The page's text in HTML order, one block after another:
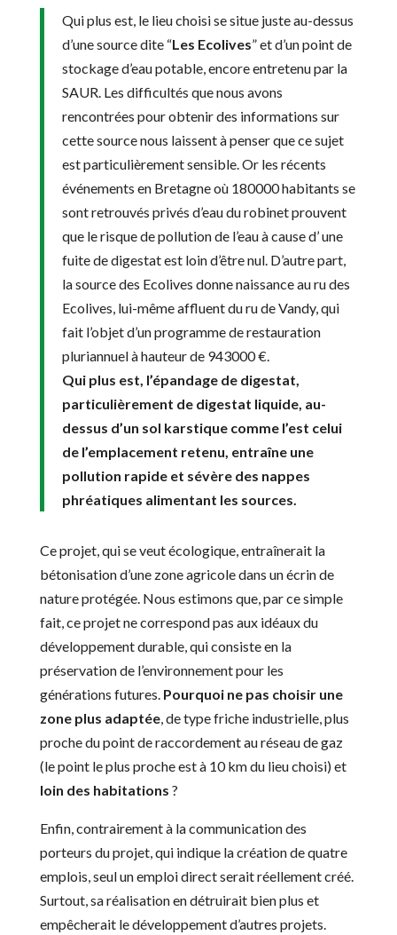
Qui plus est, le lieu choisi se situe juste au-dessus
d’une source dite “Les Ecolives” et d’un point de
stockage d’eau potable, encore entretenu par la
SAUR. Les difficultés que nous avons
rencontrées pour obtenir des informations sur
cette source nous laissent à penser que ce sujet
est particulièrement sensible. Or les récents
événements en Bretagne où 180000 habitants se
sont retrouvés privés d’eau du robinet prouvent
que le risque de pollution de l’eau à cause d’ une
fuite de digestat est loin d’être nul. D’autre part,
la source des Ecolives donne naissance au ru des
Ecolives, lui-même affluent du ru de Vandy, qui
fait l’objet d’un programme de restauration
pluriannuel à hauteur de 943000 €.
Qui plus est, l’épandage de digestat,
particulièrement de digestat liquide, au-
dessus d’un sol karstique comme l’est celui
de l’emplacement retenu, entraîne une
pollution rapide et sévère des nappes
phréatiques alimentant les sources.
Ce projet, qui se veut écologique, entraînerait la
bétonisation d’une zone agricole dans un écrin de
nature protégée. Nous estimons que, par ce simple
fait, ce projet ne correspond pas aux idéaux du
développement durable, qui consiste en la
préservation de l’environnement pour les
générations futures. Pourquoi ne pas choisir une
zone plus adaptée, de type friche industrielle, plus
proche du point de raccordement au réseau de gaz
(le point le plus proche est à 10 km du lieu choisi) et
loin des habitations ?
Enfin, contrairement à la communication des
porteurs du projet, qui indique la création de quatre
emplois, seul un emploi direct serait réellement créé.
Surtout, sa réalisation en détruirait bien plus et
empêcherait le développement d’autres projets.